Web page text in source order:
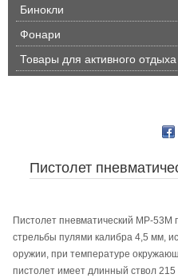
Бинокли
Фонари
Товары для активного отдыха
Пистолет
Пистолет пневматический МР-53М
стрельбы пулями калибра 4,5 мм,
оружии, при температуре
пистолет имеет длинный ствол 215